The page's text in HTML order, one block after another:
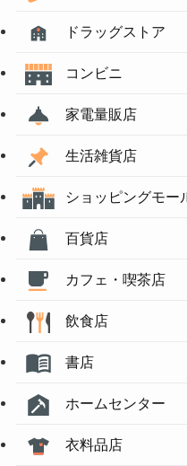
ドラッグストア
コンビニ
家電量販店
生活雑貨店
ショッピングモー
百貨店
カフェ・喫茶店
飲食店
書店
ホームセンター
衣料品店